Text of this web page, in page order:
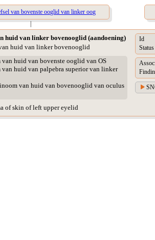
van bovenste ooglid van linker oog
|
huid van linker bovenooglid (aandoening)
huid van linker bovenooglid
huid van bovenste ooglid van OS
huid van palpebra superior van linker
van huid van bovenooglid van oculus
of skin of left upper eyelid
Id
Status